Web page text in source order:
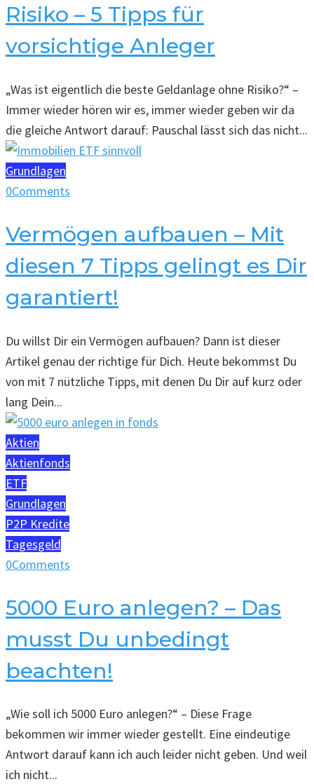
Risiko – 5 Tipps für
vorsichtige Anleger
„Was ist eigentlich die beste Geldanlage ohne Risiko?“ –
Immer wieder hören wir es, immer wieder geben wir da
die gleiche Antwort darauf: Pauschal lässt sich das nicht...
Grundlagen
0Comments
Vermögen aufbauen – Mit
diesen 7 Tipps gelingt es Dir
garantiert!
Du willst Dir ein Vermögen aufbauen? Dann ist dieser
Artikel genau der richtige für Dich. Heute bekommst Du
von mit 7 nützliche Tipps, mit denen Du Dir auf kurz oder
lang Dein...
Aktien
Aktienfonds
ETF
Grundlagen
P2P Kredite
Tagesgeld
0Comments
5000 Euro anlegen? – Das
musst Du unbedingt
beachten!
„Wie soll ich 5000 Euro anlegen?“ – Diese Frage
bekommen wir immer wieder gestellt. Eine eindeutige
Antwort darauf kann ich auch leider nicht geben. Und weil
ich nicht...